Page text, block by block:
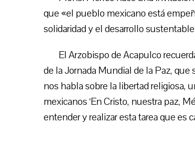
que «el pueblo mexicano está
solidaridad y el desarrollo
El Arzobispo de Acapulco
de la Jornada Mundial de la Paz, que
nos habla sobre la libertad religiosa,
mexicanos ‘En Cristo, nuestra paz,
entender y realizar esta tarea que es